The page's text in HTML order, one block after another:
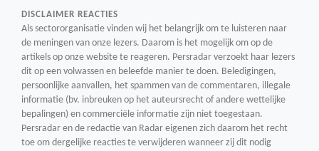
DISCLAIMER REACTIES
Als sectororganisatie vinden wij het belangrijk om te luisteren naar
de meningen van onze lezers. Daarom is het mogelijk om op de
artikels op onze website te reageren. Persradar verzoekt haar lezers
dit op een volwassen en beleefde manier te doen. Beledigingen,
persoonlijke aanvallen, het spammen van de commentaren, illegale
informatie (bv. inbreuken op het auteursrecht of andere wettelijke
bepalingen) en commerciële informatie zijn niet toegestaan.
Persradar en de redactie van Radar eigenen zich daarom het recht
toe om dergelijke reacties te verwijderen wanneer zij dit nodig